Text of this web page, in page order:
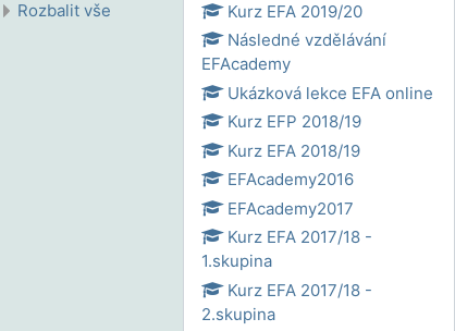
Rozbalit vše
Kurz EFA 2019/20
Následné vzdělávání
EFAcademy
Ukázková lekce EFA online
Kurz EFP 2018/19
Kurz EFA 2018/19
EFAcademy2016
EFAcademy2017
Kurz EFA 2017/18 -
1.skupina
Kurz EFA 2017/18 -
2.skupina